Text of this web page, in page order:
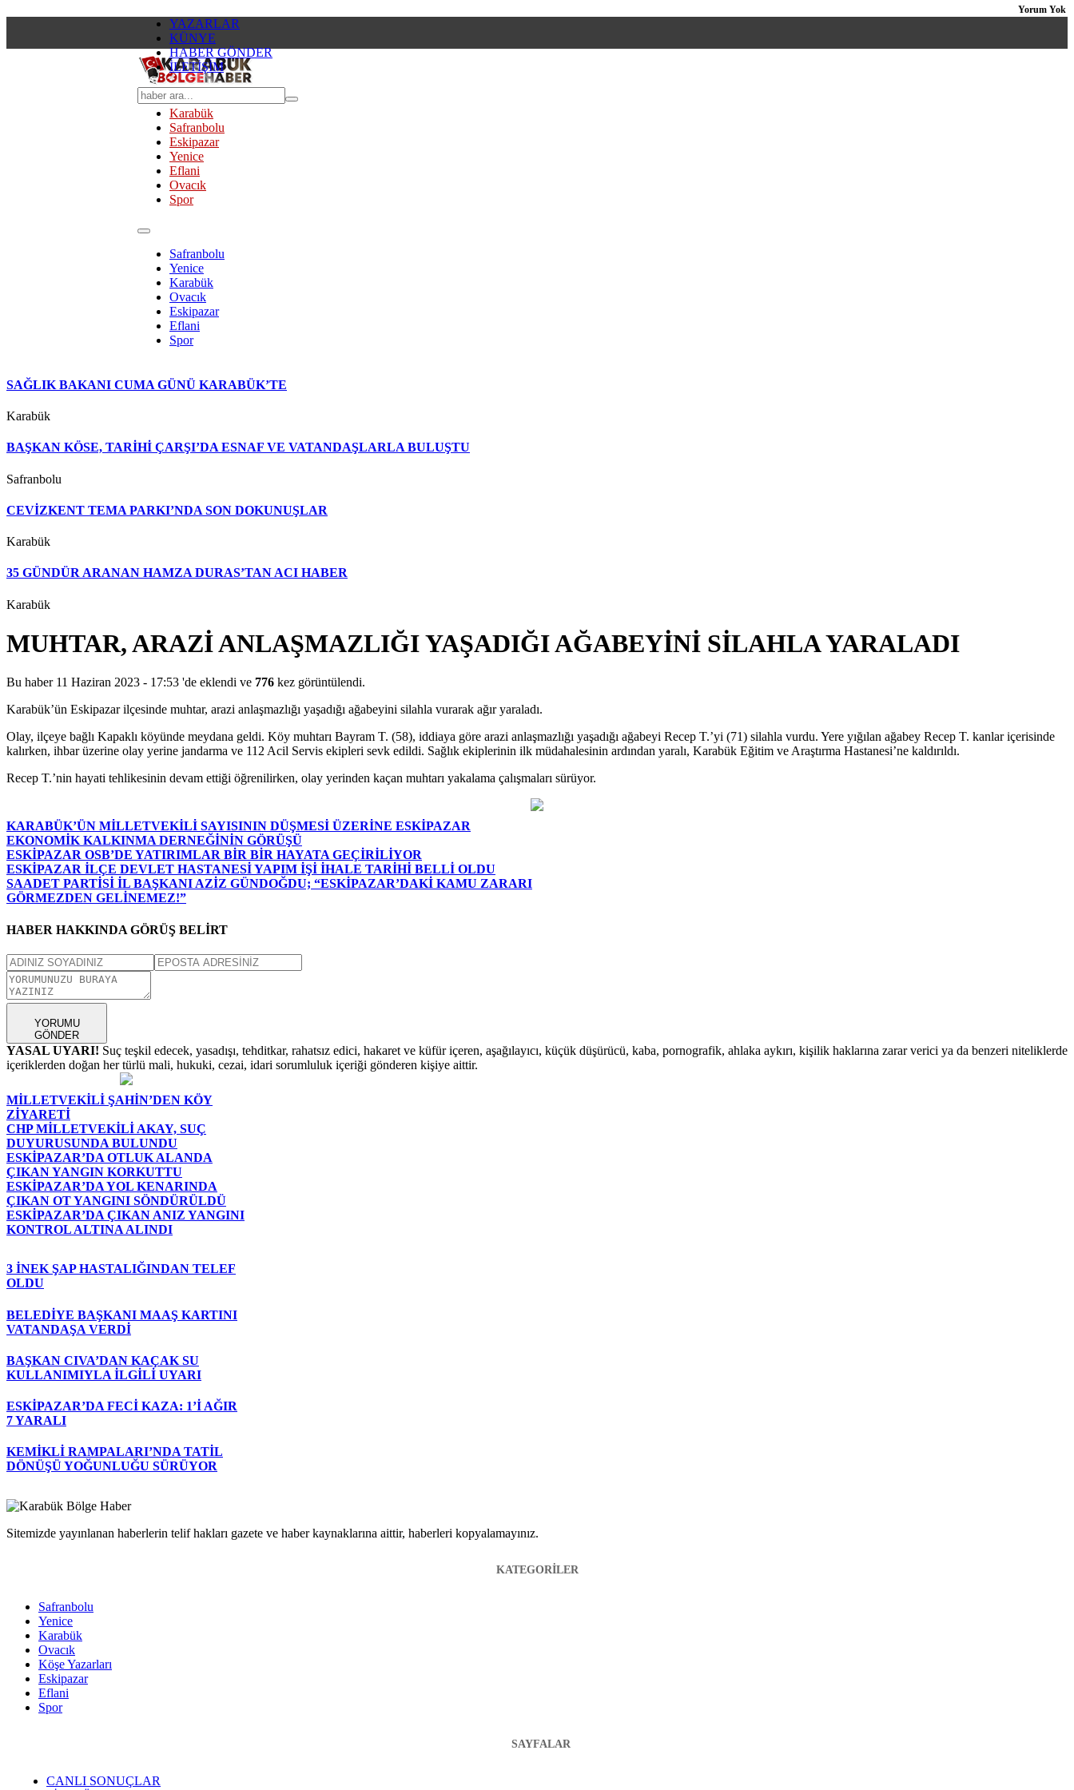
YAZARLAR
KÜNYE
HABER GÖNDER
İLETİŞİM
Karabük
Safranbolu
Eskipazar
Yenice
Eflani
Ovacık
Spor
Safranbolu
Yenice
Karabük
Ovacık
Eskipazar
Eflani
Spor
SAĞLIK BAKANI CUMA GÜNÜ KARABÜK’TE
Karabük
BAŞKAN KÖSE, TARİHİ ÇARŞI’DA ESNAF VE VATANDAŞLARLA BULUŞTU
Safranbolu
CEVİZKENT TEMA PARKI’NDA SON DOKUNUŞLAR
Karabük
35 GÜNDÜR ARANAN HAMZA DURAS’TAN ACI HABER
Karabük
MUHTAR, ARAZİ ANLAŞMAZLIĞI YAŞADIĞI AĞABEYİNİ SİLAHLA YARALADI
Bu haber 11 Haziran 2023 - 17:53 'de eklendi ve 776 kez görüntülendi.
Karabük’ün Eskipazar ilçesinde muhtar, arazi anlaşmazlığı yaşadığı ağabeyini silahla vurarak ağır yaraladı.
Olay, ilçeye bağlı Kapaklı köyünde meydana geldi. Köy muhtarı Bayram T. (58), iddiaya göre arazi anlaşmazlığı yaşadığı ağabeyi Recep T.’yi (71) silahla vurdu. Yere yığılan ağabey Recep T. kanlar içerisinde
kalırken, ihbar üzerine olay yerine jandarma ve 112 Acil Servis ekipleri sevk edildi. Sağlık ekiplerinin ilk müdahalesinin ardından yaralı, Karabük Eğitim ve Araştırma Hastanesi’ne kaldırıldı.
Recep T.’nin hayati tehlikesinin devam ettiği öğrenilirken, olay yerinden kaçan muhtarı yakalama çalışmaları sürüyor.
KARABÜK’ÜN MİLLETVEKİLİ SAYISININ DÜŞMESİ ÜZERİNE ESKİPAZAR
EKONOMİK KALKINMA DERNEĞİNİN GÖRÜŞÜ
ESKİPAZAR OSB’DE YATIRIMLAR BİR BİR HAYATA GEÇİRİLİYOR
ESKİPAZAR İLÇE DEVLET HASTANESİ YAPIM İŞİ İHALE TARİHİ BELLİ OLDU
SAADET PARTİSİ İL BAŞKANI AZİZ GÜNDOĞDU; “ESKİPAZAR’DAKİ KAMU ZARARI
GÖRMEZDEN GELİNEMEZ!”
HABER HAKKINDA GÖRÜŞ BELİRT
Yorum Yok
YORUMU
GÖNDER
YASAL UYARI! Suç teşkil edecek, yasadışı, tehditkar, rahatsız edici, hakaret ve küfür içeren, aşağılayıcı, küçük düşürücü, kaba, pornografik, ahlaka aykırı, kişilik haklarına zarar verici ya da benzeri niteliklerde
içeriklerden doğan her türlü mali, hukuki, cezai, idari sorumluluk içeriği gönderen kişiye aittir.
MİLLETVEKİLİ ŞAHİN’DEN KÖY
ZİYARETİ
CHP MİLLETVEKİLİ AKAY, SUÇ
DUYURUSUNDA BULUNDU
ESKİPAZAR’DA OTLUK ALANDA
ÇIKAN YANGIN KORKUTTU
ESKİPAZAR’DA YOL KENARINDA
ÇIKAN OT YANGINI SÖNDÜRÜLDÜ
ESKİPAZAR’DA ÇIKAN ANIZ YANGINI
KONTROL ALTINA ALINDI
3 İNEK ŞAP HASTALIĞINDAN TELEF
OLDU
BELEDİYE BAŞKANI MAAŞ KARTINI
VATANDAŞA VERDİ
BAŞKAN CIVA’DAN KAÇAK SU
KULLANIMIYLA İLGİLİ UYARI
ESKİPAZAR’DA FECİ KAZA: 1’İ AĞIR
7 YARALI
KEMİKLİ RAMPALARI’NDA TATİL
DÖNÜŞÜ YOĞUNLUĞU SÜRÜYOR
Sitemizde yayınlanan haberlerin telif hakları gazete ve haber kaynaklarına aittir, haberleri kopyalamayınız.
KATEGORİLER
Safranbolu
Yenice
Karabük
Ovacık
Köşe Yazarları
Eskipazar
Eflani
Spor
SAYFALAR
CANLI SONUÇLAR